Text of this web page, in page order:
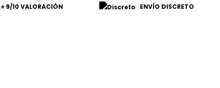
⭐ 9/10 VALORACIÓN ENVÍO DISCRETO